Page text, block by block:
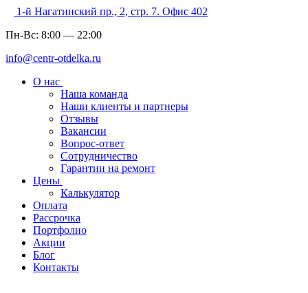
1-й Нагатинский пр., 2, стр. 7. Офис 402
Пн-Вс: 8:00 — 22:00
info@centr-otdelka.ru
О нас
Наша команда
Наши клиенты и партнеры
Отзывы
Вакансии
Вопрос-ответ
Сотрудничество
Гарантии на ремонт
Цены
Калькулятор
Оплата
Рассрочка
Портфолио
Акции
Блог
Контакты